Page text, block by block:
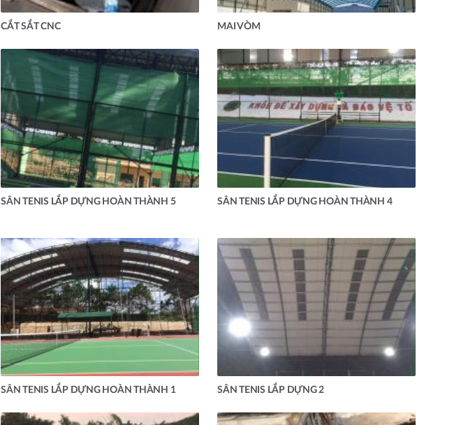
CẮT SẮT CNC MAI VÒM
SÂN TENIS LẮP DỰNG HOÀN THÀNH 5 SÂN TENIS LẮP DỰNG HOÀN THÀNH 4
SÂN TENIS LẮP DỰNG HOÀN THÀNH 1 SÂN TENIS LẮP DỰNG 2